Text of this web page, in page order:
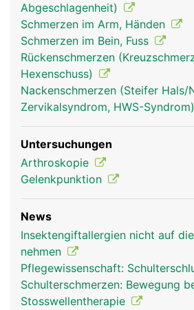
Frau
Mann
Abgeschlagenheit)
Schmerzen im Arm, Händen
Schmerzen im Bein, Fuss
Rückenschmerzen
Hexenschuss)
Nackenschmerzen (Steifer Hals/
Zervikalsyndrom, HWS-Syndrom)
Untersuchungen
Arthroskopie
Gelenkpunktion
News
Insektengiftallergien nicht auf
nehmen
Pflegewissenschaft:
Schulterschmerzen: Bewegung
Stosswellentherapie